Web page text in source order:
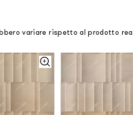
variare rispetto al prodotto